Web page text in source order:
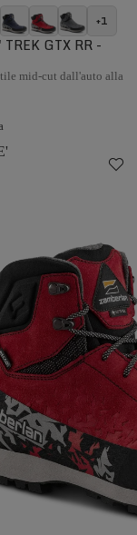
+1
GTX RR -
mid-cut dall'auto alla